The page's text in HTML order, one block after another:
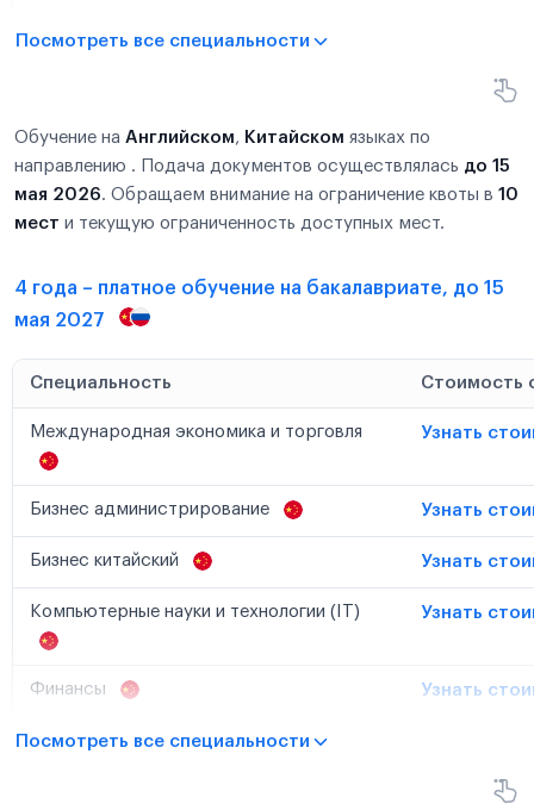
Посмотреть все специальности
Обучение на Английском, Китайском языках по
направлению . Подача документов осуществлялась до 15
мая 2026. Обращаем внимание на ограничение квоты в 10
мест и текущую ограниченность доступных мест.
4 года – платное обучение на бакалавриате, до 15
мая 2027
Специальность Стоимость
Международная экономика и торговля Узнать
Бизнес администрирование Узнать
Бизнес китайский Узнать
Компьютерные науки и технологии (IT) Узнать
Финансы Узнать
Посмотреть все специальности